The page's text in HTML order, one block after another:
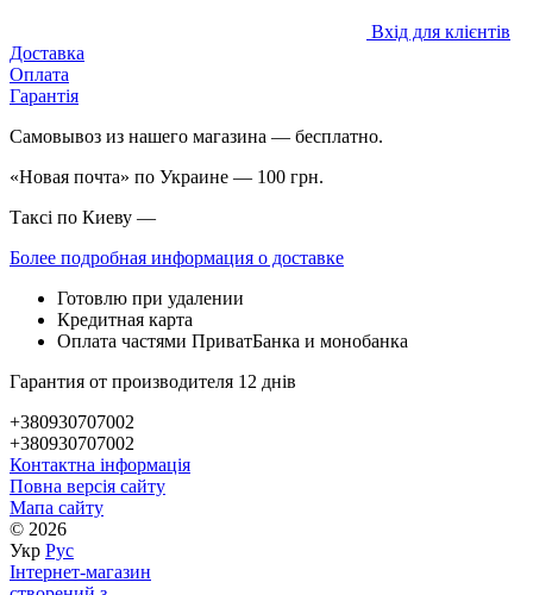
Вхід для клієнтів
Доставка
Оплата
Гарантія
Самовывоз из нашего магазина — бесплатно.
«Новая почта» по Украине — 100 грн.
Таксі по Киеву —
Более подробная информация о доставке
Готовлю при удалении
Кредитная карта
Оплата частями ПриватБанка и монобанка
Гарантия от производителя 12 днів
+380930707002
+380930707002
Контактна інформація
Повна версія сайту
Мапа сайту
© 2026
Укр Рус
Інтернет-магазин